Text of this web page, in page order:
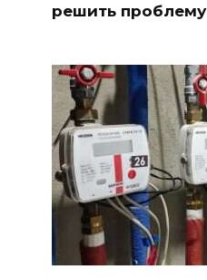
решить проблему